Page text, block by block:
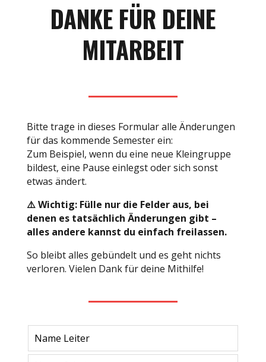
DANKE FÜR DEINE
MITARBEIT
Bitte trage in dieses Formular alle Änderungen
für das kommende Semester ein:
Zum Beispiel, wenn du eine neue Kleingruppe
bildest, eine Pause einlegst oder sich sonst
etwas ändert.
⚠️ Wichtig: Fülle nur die Felder aus, bei
denen es tatsächlich Änderungen gibt –
alles andere kannst du einfach freilassen.
So bleibt alles gebündelt und es geht nichts
verloren. Vielen Dank für deine Mithilfe!
this